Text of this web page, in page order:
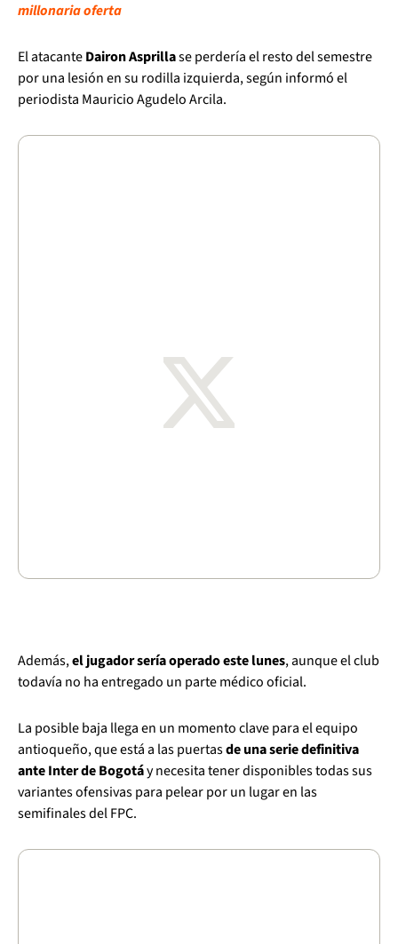
millonaria oferta
El atacanteDairon Asprillase perdería el resto del semestre
por una lesión en su rodilla izquierda, según informó el
periodista Mauricio Agudelo Arcila.
Además,el jugador sería operado este lunes, aunque el club
todavía no ha entregado un parte médico oficial.
La posible baja llega en un momento clave para el equipo
antioqueño, que está a las puertasde una serie definitiva
ante Inter de Bogotáy necesita tener disponibles todas sus
variantes ofensivas para pelear por un lugar en las
semifinales del FPC.